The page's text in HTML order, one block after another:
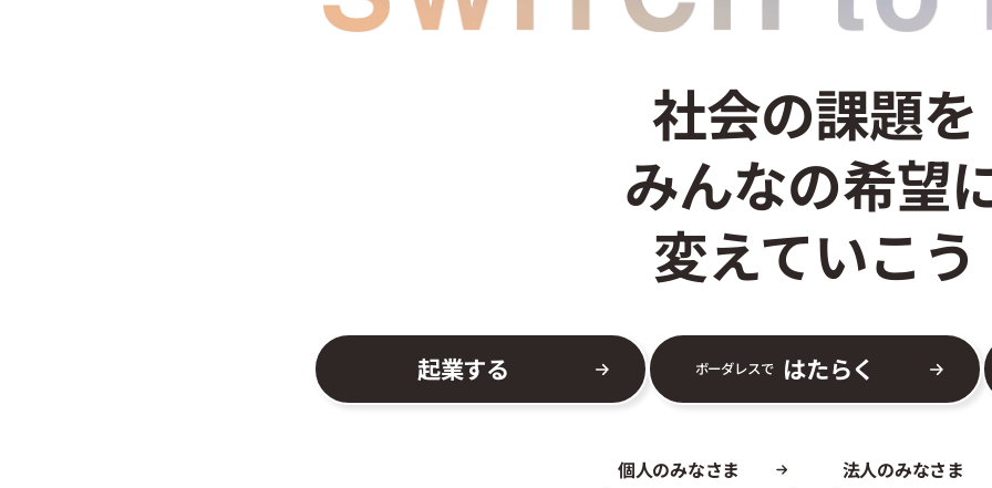
社会の課題を
みんなの希望
変えていこう
起業する ボーダレスで はたらく
個人のみなさま
法人のみなさま